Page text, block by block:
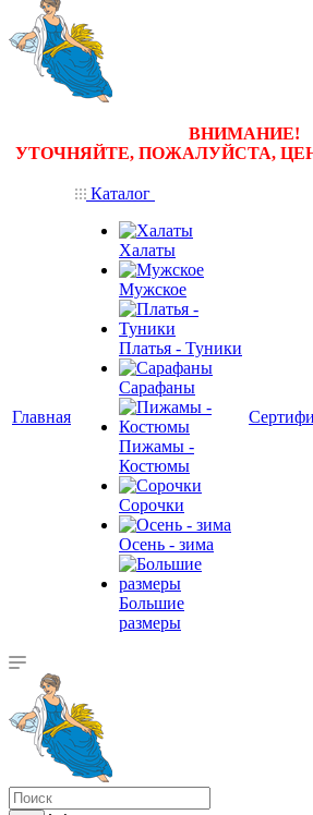
ВНИМАНИЕ!
УТОЧНЯЙТЕ, ПОЖАЛУЙСТА,
Главная
Каталог
Халаты
Мужское
Платья - Туники
Сарафаны
Пижамы -
Костюмы
Сорочки
Oсень - зима
Большие
размеры